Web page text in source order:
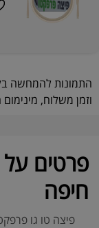
התמונות להמחשה
וזמן משלוח,
פרטים על
חיפה